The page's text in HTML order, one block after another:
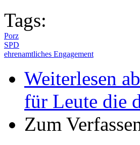
Tags:
Porz
SPD
ehrenamtliches Engagement
Weiterlesen
für Leute die
Zum